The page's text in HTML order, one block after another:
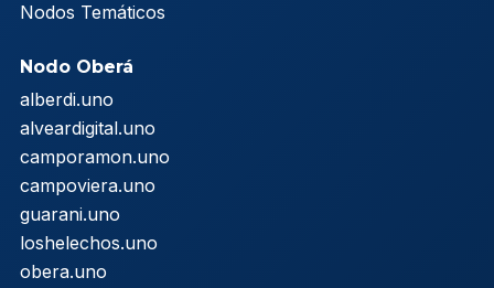
Nodos Temáticos
Nodo Oberá
alberdi.uno
alveardigital.uno
camporamon.uno
campoviera.uno
guarani.uno
loshelechos.uno
obera.uno